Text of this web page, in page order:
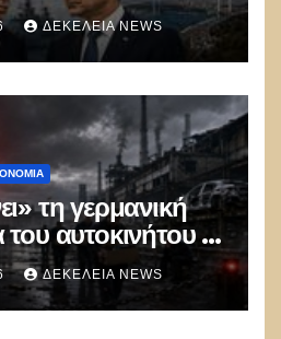
καλώδιο
ΔΕΚΈΛΕΙΑ NEWS
τη γερμανική
αυτοκινήτου –
λουκέτα και
ΔΕΚΈΛΕΙΑ NEWS